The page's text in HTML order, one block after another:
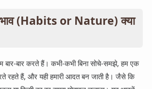
(Habits or Nature) क्या
बार-बार करते हैं। कभी-कभी बिना सोचे-समझे, हम एक
रहते हैं, और यही हमारी आदत बन जाती है। जैसे कि